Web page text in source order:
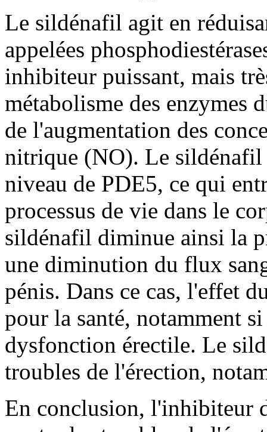
Le sildénafil agit en
appelées
inhibiteur puissant, mais
métabolisme des enzymes
de l'augmentation des
nitrique (NO). Le sildénafil
niveau de PDE5, ce qui
processus de vie dans le
sildénafil diminue ainsi la
une diminution du flux
pénis. Dans ce cas, l'effet
pour la santé, notamment
dysfonction érectile. Le
troubles de l'érection,
En conclusion, l'inhibiteur